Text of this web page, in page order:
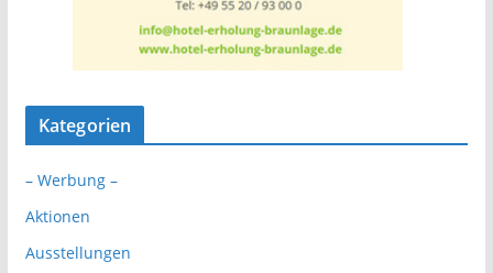
Kategorien
– Werbung –
Aktionen
Ausstellungen